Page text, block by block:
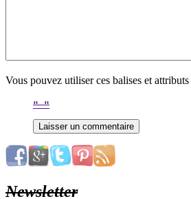
Vous pouvez utiliser ces balises et attributs
Newsletter